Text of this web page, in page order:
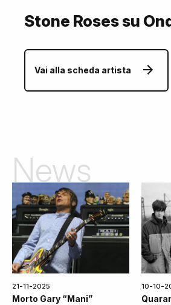
Stone Roses su
Vai alla scheda artista
News
21-11-2025
Morto Gary “Mani”
10-10-